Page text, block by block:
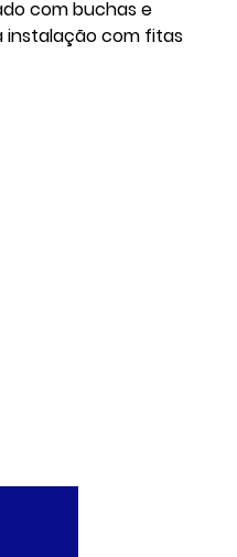
com buchas e
instalação com fitas